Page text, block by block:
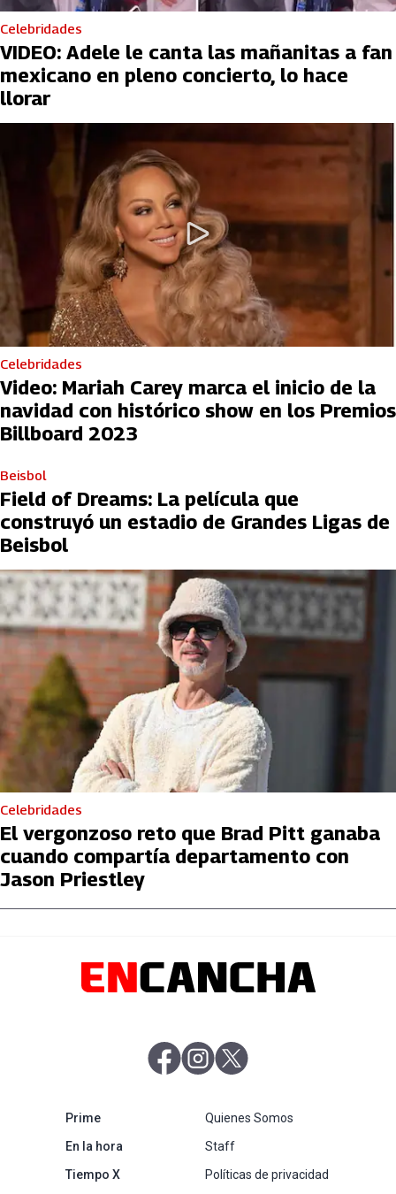
Celebridades
VIDEO: Adele le canta las mañanitas a fan
mexicano en pleno concierto, lo hace
llorar
Celebridades
Video: Mariah Carey marca el inicio de la
navidad con histórico show en los Premios
Billboard 2023
Beisbol
Field of Dreams: La película que
construyó un estadio de Grandes Ligas de
Beisbol
Celebridades
El vergonzoso reto que Brad Pitt ganaba
cuando compartía departamento con
Jason Priestley
abre en nueva pestaña
abre en nueva pestaña
Primeabre en nueva pestaña
En la horaabre en nueva pestaña
Tiempo Xabre en nueva pestaña
Quienes Somos
Staff
Políticas de privacidad